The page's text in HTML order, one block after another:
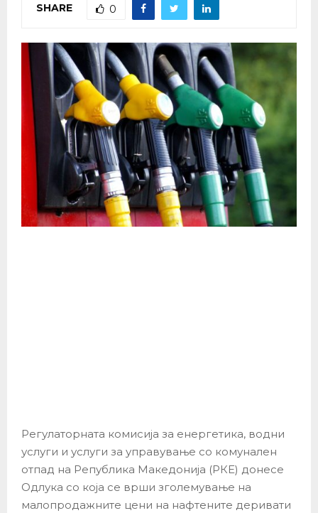
SHARE 0
Регулаторната комисија за енергетика, водни
услуги и услуги за управување со комунален
отпад на Република Македонија (РКЕ) донесе
Одлука со која се врши зголемување на
малопродажните цени на нафтените деривати